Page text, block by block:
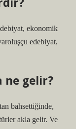
ekonomik
edebiyat,
ne gelir?
bahsettiğinde,
akla gelir. Ve